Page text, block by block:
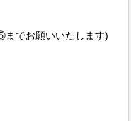
でお願いいたします)